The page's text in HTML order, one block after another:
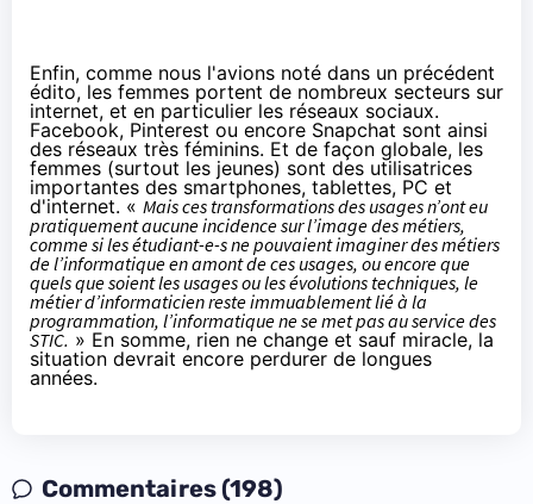
Enfin, comme nous l'avions noté dans un précédent
édito, les femmes portent de nombreux secteurs sur
internet, et en particulier les réseaux sociaux.
Facebook, Pinterest ou encore Snapchat sont ainsi
des réseaux très féminins. Et de façon globale, les
femmes (surtout les jeunes) sont des utilisatrices
importantes des smartphones, tablettes, PC et
d'internet. « Mais ces transformations des usages n’ont eu
pratiquement aucune incidence sur l’image des métiers,
comme si les étudiant-e-s ne pouvaient imaginer des métiers
de l’informatique en amont de ces usages, ou encore que
quels que soient les usages ou les évolutions techniques, le
métier d’informaticien reste immuablement lié à la
programmation, l’informatique ne se met pas au service des
STIC. » En somme, rien ne change et sauf miracle, la
situation devrait encore perdurer de longues
années.
Commentaires (198)